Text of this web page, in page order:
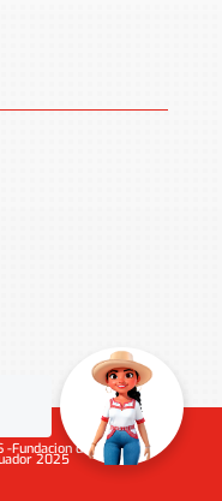
-Fundacion de Apoyo
2025